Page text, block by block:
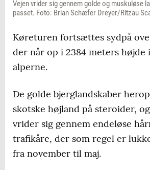
Vejen vrider sig gennem golde og muskuløse
passet. Foto: Brian Schæfer Dreyer/Ritzau
Køreturen fortsættes sydpå
der når op i 2384 meters højde
alperne.
De golde bjerglandskaber
skotske højland på steroider,
vrider sig gennem endeløse
trafikåre, der som regel er
fra november til maj.